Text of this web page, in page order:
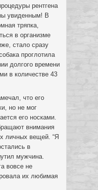
рентгена
увиденным! В
тряпка,
в организме
стало сразу
проглотила
долгого времени
в количестве 43
что его
но не мог
его носками.
внимания
личных вещей. “Я
в
мужчина.
вовсе не
их любимая